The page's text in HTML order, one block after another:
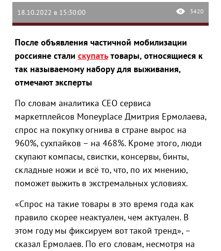
18.10.2022 в 15:30:00 3420
После объявления частичной мобилизации
россияне стали скупатьтовары, относящиеся к
так называемому набору для выживания,
отмечают эксперты
По словам аналитика СЕO сервиса
маркетплейсов Moneyplace Дмитрия Ермолаева,
спрос на покупку огнива в стране вырос на
960%, сухпайков – на 468%. Кроме этого, люди
скупают компасы, свистки, консервы, бинты,
складные ножи и всё то, что, по их мнению,
поможет выжить в экстремальных условиях.
«Спрос на такие товары в это время года как
правило скорее неактуален, чем актуален. В
этом году мы фиксируем вот такой тренд», –
сказал Ермолаев. По его словам, несмотря на